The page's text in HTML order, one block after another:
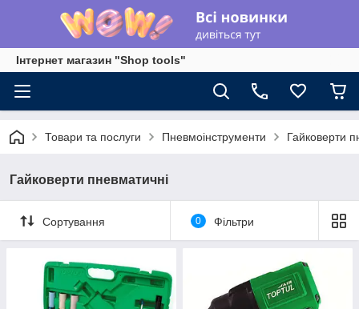
Інтернет магазин "Shop tools"
Товари та послуги Пневмоінструменти Гайковерти
Гайковерти пневматичні
Сортування 0 Фільтри